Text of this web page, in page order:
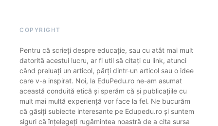
COPYRIGHT
Pentru că scrieți despre educație, sau cu atât mai mult
datorită acestui lucru, ar fi util să citați cu link, atunci
când preluați un articol, părți dintr-un articol sau o idee
care v-a inspirat. Noi, la EduPedu.ro ne-am asumat
această conduită etică și sperăm că și publicațiile cu
mult mai multă experiență vor face la fel. Ne bucurăm
că găsiți subiecte interesante pe Edupedu.ro și suntem
siguri că înțelegeți rugămintea noastră de a cita sursa